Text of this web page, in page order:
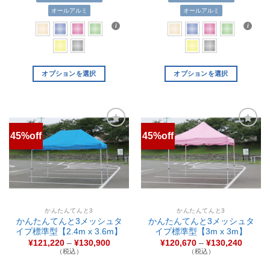
オールアルミ
オプションを選択
オールアルミ
オプションを選択
45%off
お気
に入
りに
追加
かんたんてんと3
かんたんてんと3メッシュタ
イプ標準型【2.4m x 3.6m】
¥121,220– ¥130,900
（税込）
45%off
お気
に入
りに
追加
かんたんてんと3
かんたんてんと3メッシュタ
イプ標準型【3m x 3m】
¥120,670– ¥130,240
（税込）